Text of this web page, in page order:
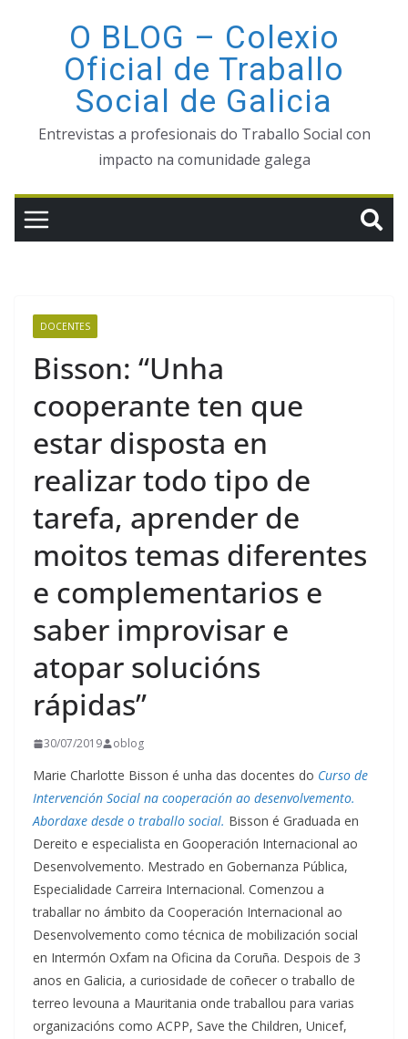
O BLOG – Colexio
Oficial de Traballo
Social de Galicia
Entrevistas a profesionais do Traballo Social con
impacto na comunidade galega
DOCENTES
Bisson: “Unha
cooperante ten que
estar disposta en
realizar todo tipo de
tarefa, aprender de
moitos temas diferentes
e complementarios e
saber improvisar e
atopar solucións
rápidas”
30/07/2019 oblog
Marie Charlotte Bisson é unha das docentes do Curso de
Intervención Social na cooperación ao desenvolvemento.
Abordaxe desde o traballo social. Bisson é Graduada en
Dereito e especialista en Gooperación Internacional ao
Desenvolvemento. Mestrado en Gobernanza Pública,
Especialidade Carreira Internacional. Comenzou a
traballar no ámbito da Cooperación Internacional ao
Desenvolvemento como técnica de mobilización social
en Intermón Oxfam na Oficina da Coruña. Despois de 3
anos en Galicia, a curiosidade de coñecer o traballo de
terreo levouna a Mauritania onde traballou para varias
organizacións como ACPP, Save the Children, Unicef,